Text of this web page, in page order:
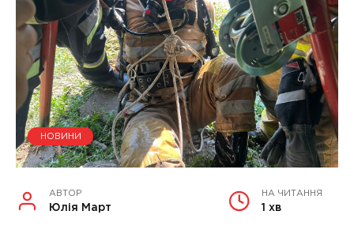
НОВИНИ
АВТОР
Юлія Март
НА ЧИТАННЯ
1 хв